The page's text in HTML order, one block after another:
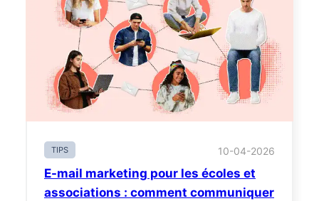
TIPS 10-04-2026
E-mail marketing pour les écoles et
associations : comment communiquer